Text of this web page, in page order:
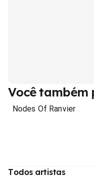
Você também
Nodes Of Ranvier
Todos artistas